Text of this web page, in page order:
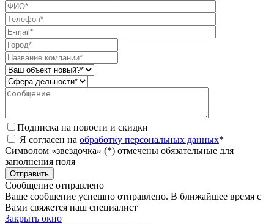
Подписка на новости и скидки
Я согласен на обработку персональных данных*
Символом «звездочка» (*) отмечены обязательные для
заполнения поля
Сообщение отправлено
Ваше сообщение успешно отправлено. В ближайшее время с
Вами свяжется наш специалист
Закрыть окно